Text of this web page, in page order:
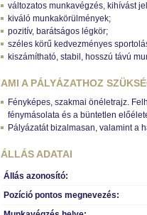
változatos munkavégzés, kihívást
kiváló munkakörülmények;
pozitív, barátságos légkör;
széles körű kedvezményes
kiszámítható, stabil, hosszú távú
AMI A PÁLYÁZATHOZ
Fényképes, szakmai önéletrajz.
fénymásolata és a büntetlen
Pályázatát bizalmasan, valamint a
ÁLLÁS ADATAI
Állás azonosító:
Pozíció pontos megnevezés: